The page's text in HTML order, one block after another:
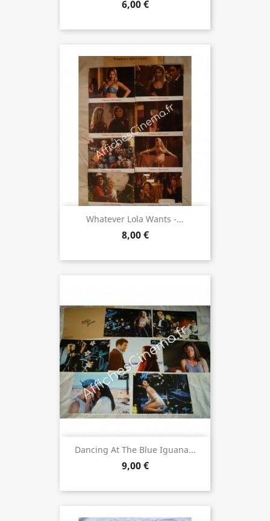
6,00 €
Whatever Lola Wants -...
8,00 €
Dancing At The Blue Iguana...
9,00 €